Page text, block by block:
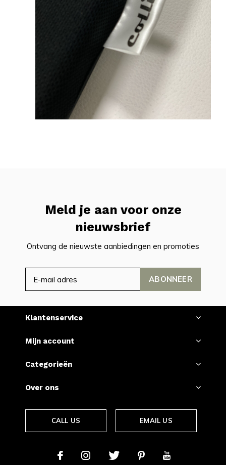
Meld je aan voor onze
nieuwsbrief
Ontvang de nieuwste aanbiedingen en promoties
ABONNEER
Klantenservice
Mijn account
Categorieën
Over ons
CALL US EMAIL US